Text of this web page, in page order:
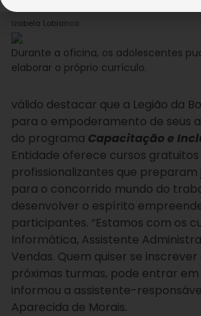
Izabela Lobianco
Durante a oficina, os adolescentes
elaborar o próprio currículo.
válido destacar que a Legião da
para o empoderamento de seus
do programa Capacitação e
Entidade oferece cursos gratuitos
profissionalizantes que preparam
para o concorrido mundo do
desenvolver o espírito
participantes. “Estamos com os
Informática, Assistente
Vendas. Quem quiser se
próximas turmas, pode entrar
informou a assistente-
Aparecida de Morais.